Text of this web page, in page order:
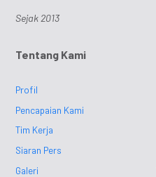
Sejak 2013
Tentang Kami
Profil
Pencapaian Kami
Tim Kerja
Siaran Pers
Galeri